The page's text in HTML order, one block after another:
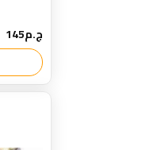
ج.م145